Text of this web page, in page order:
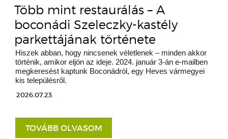
Több mint restaurálás – A
boconádi Szeleczky-kastély
parkettájának története
Hiszek abban, hogy nincsenek véletlenek – minden akkor
történik, amikor eljön az ideje. 2024. január 3-án e-mailben
megkeresést kaptunk Boconádról, egy Heves vármegyei
kis településről.
2026.07.23.
TOVÁBB OLVASOM